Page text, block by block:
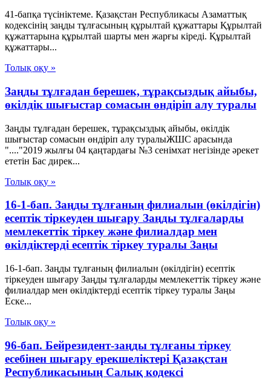
41-бапқа түсініктеме. Қазақстан Республикасы Азаматтық
кодексінің заңды тұлғасының құрылтай құжаттары Құрылтай
құжаттарына құрылтай шарты мен жарғы кіреді. Құрылтай
құжаттары...
Толық оқу »
Заңды тұлғадан берешек, тұрақсыздық айыбы,
өкілдік шығыстар сомасын өндіріп алу туралы
Заңды тұлғадан берешек, тұрақсыздық айыбы, өкілдік
шығыстар сомасын өндіріп алу туралыЖШС арасында
"...."2019 жылғы 04 қаңтардағы №3 сенімхат негізінде әрекет
ететін Бас дирек...
Толық оқу »
16-1-бап. Заңды тұлғаның филиалын (өкiлдiгiн)
есептiк тiркеуден шығару Заңды тұлғаларды
мемлекеттік тіркеу және филиалдар мен
өкілдіктерді есептік тіркеу туралы Заңы
16-1-бап. Заңды тұлғаның филиалын (өкiлдiгiн) есептiк
тiркеуден шығару Заңды тұлғаларды мемлекеттік тіркеу және
филиалдар мен өкілдіктерді есептік тіркеу туралы Заңы
Еске...
Толық оқу »
96-бап. Бейрезидент-заңды тұлғаны тіркеу
есебінен шығару ерекшеліктері Қазақстан
Республикасының Салық кодексі